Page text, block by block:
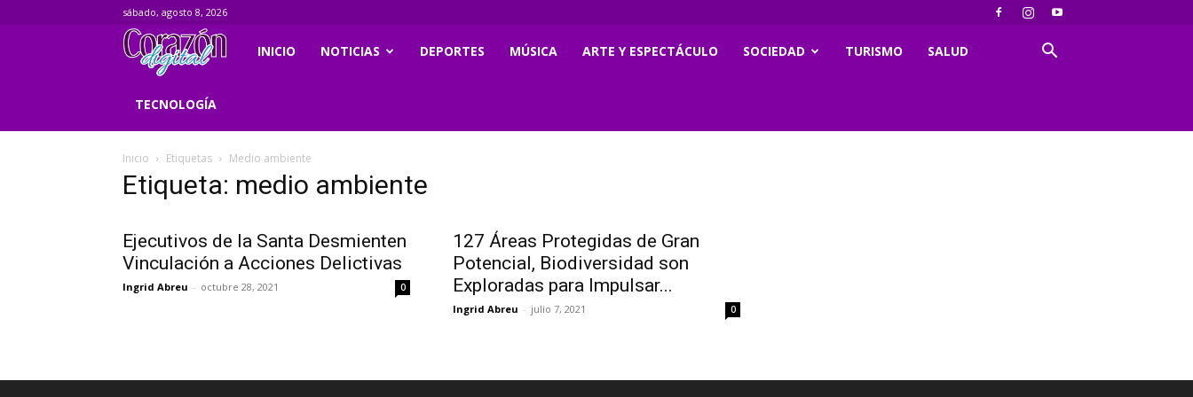
sábado, agosto 8, 2026
Corazondigital.net
INICIO NOTICIAS DEPORTES MÚSICA ARTE Y ESPECTÁCULO SOCIEDAD TURISMO SALUD
TECNOLOGÍA
Inicio Etiquetas Medio ambiente
Etiqueta: medio ambiente
Ejecutivos de la Santa Desmienten
Vinculación a Acciones Delictivas
Ingrid Abreu - octubre 28, 2021 0
127 Áreas Protegidas de Gran
Potencial, Biodiversidad son
Exploradas para Impulsar...
Ingrid Abreu - julio 7, 2021 0